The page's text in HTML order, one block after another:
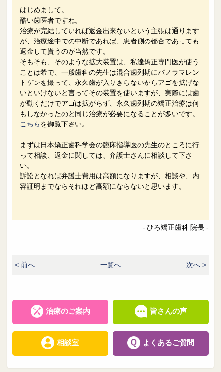
はじめまして。
酷い歯医者ですね。
治療が完結していれば返金出来ないという主張は通ります
が、治療途中での中断であれば、患者側の都合であっても
返金して貰うのが当然です。
そもそも、そのような拡大装置は、私達矯正専門医が使う
ことは希で、一般歯科の先生は混合歯列期にパノラマレン
トゲンを撮って、永久歯が入りきらないからアゴを拡げな
いといけないと言ってその装置を使いますが、実際には歯
が動くだけでアゴは拡がらず、永久歯列期の矯正治療は何
もしなかったのと同じ治療が必要になることが多いです。
こちらを御覧下さい。
まずは日本矯正歯科学会の臨床指導医の先生のところに行
って相談、返金に関しては、弁護士さんに相談して下さ
い。
訴訟となれば弁護士費用は高額になりますが、相談や、内
容証明までならそれほど高額にならないと思います。
- ひろ矯正歯科 院長 -
< 前へ 一覧へ 次へ >
治療のご案内 皆さんの声
相談室 よくあるご質問